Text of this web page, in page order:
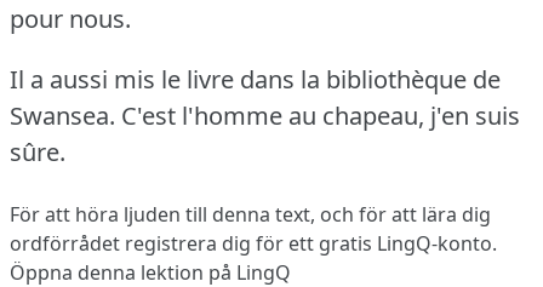
pour nous.
Il a aussi mis le livre dans la bibliothèque de
Swansea. C'est l'homme au chapeau, j'en suis
sûre.
För att höra ljuden till denna text, och för att lära dig
ordförrådet registrera dig för ett gratis LingQ-konto.
Öppna denna lektion på LingQ